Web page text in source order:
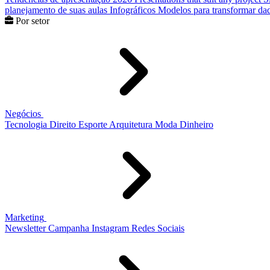
planejamento de suas aulas Infográficos Modelos para transformar
Por setor
Negócios
Tecnologia Direito Esporte Arquitetura Moda Dinheiro
Marketing
Newsletter Campanha Instagram Redes Sociais